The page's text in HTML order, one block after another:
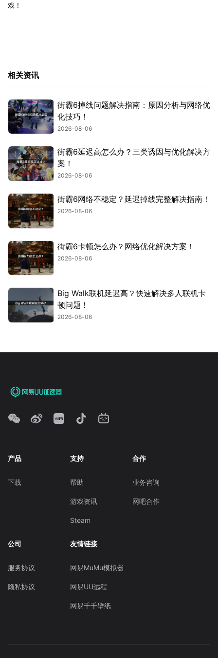
戏！
相关资讯
街霸6掉线问题解决指南：原因分析与网络优
化技巧！
2026-08-06
街霸6延迟高怎么办？三类诱因与优化解决方
案！
2026-08-06
街霸6网络不稳定？延迟掉线完整解决指南！
2026-08-06
街霸6卡顿怎么办？网络优化解决方案！
2026-08-06
Big Walk联机延迟高？快速解决多人联机卡
顿问题！
2026-08-06
产品
下载
支持
帮助
游戏资讯
Steam
合作
业务咨询
网吧合作
公司
服务协议
隐私协议
友情链接
网易MuMu模拟器
网易UU远程
网易千千壁纸